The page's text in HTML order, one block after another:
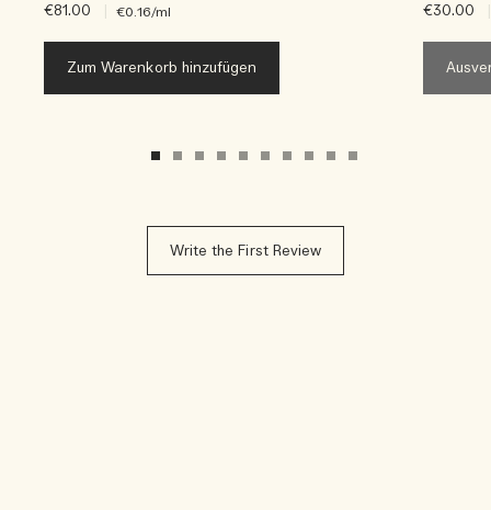
€81.00 €0.16/ml
Zum Warenkorb hinzufügen
€30.00
Write the First Review